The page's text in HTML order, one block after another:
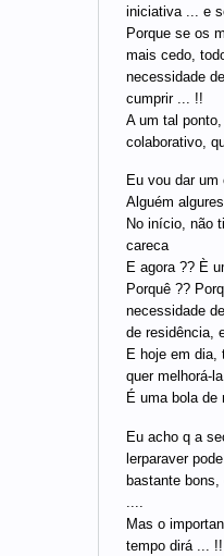
iniciativa ... e
Porque se os
mais cedo,
necessidade
cumprir ... !!
A um tal
colaborativo,
Eu vou dar um
Alguém
No início, não
careca
E agora ?? È
Porquê ??
necessidade
de residência,
E hoje em dia,
quer melhorá-
É uma bola
Eu acho q a
lerparaver
bastante
....
Mas o
tempo dirá ... !!